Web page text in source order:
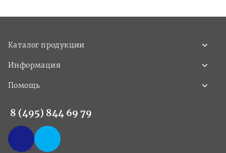
Каталог продукции
Информация
Помощь
8 (495) 844 69 79